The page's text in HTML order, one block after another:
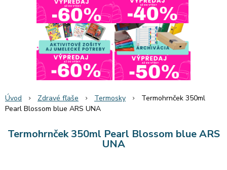
Úvod Zdravé fľaše Termosky
Termohrnček 350ml
Pearl Blossom blue ARS UNA
Termohrnček 350ml Pearl Blossom blue ARS
UNA